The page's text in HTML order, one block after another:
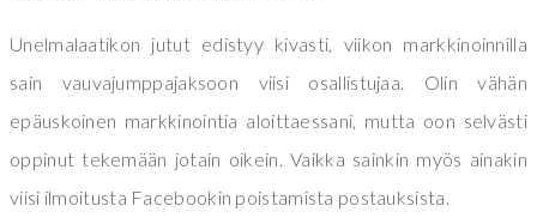
Unelmalaatikon jutut edistyy kivasti, viikon markkinoinnilla
sain vauvajumppajaksoon viisi osallistujaa. Olin vähän
epäuskoinen markkinointia aloittaessani, mutta oon selvästi
oppinut tekemään jotain oikein. Vaikka sainkin myös ainakin
viisi ilmoitusta Facebookin poistamista postauksista.